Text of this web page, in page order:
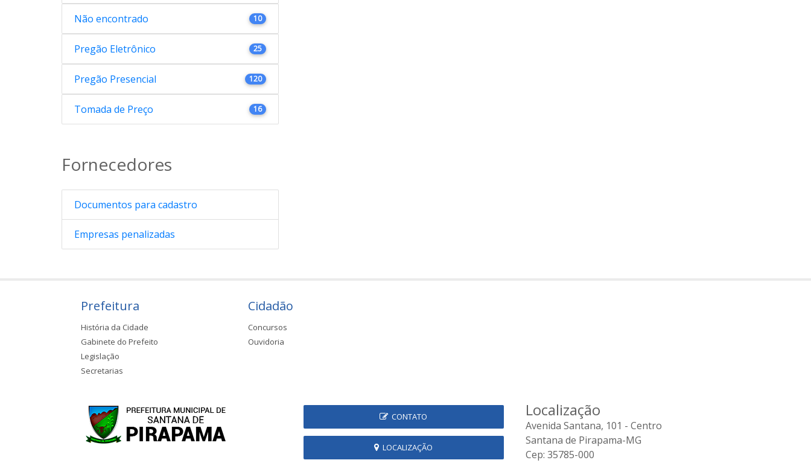
Não encontrado 10
Pregão Eletrônico 25
Pregão Presencial 120
Tomada de Preço 16
Fornecedores
Documentos para cadastro
Empresas penalizadas
Prefeitura
História da Cidade
Gabinete do Prefeito
Legislação
Secretarias
Cidadão
Concursos
Ouvidoria
CONTATO
LOCALIZAÇÃO
Localização
Avenida Santana, 101 - Centro
Santana de Pirapama-MG
Cep: 35785-000